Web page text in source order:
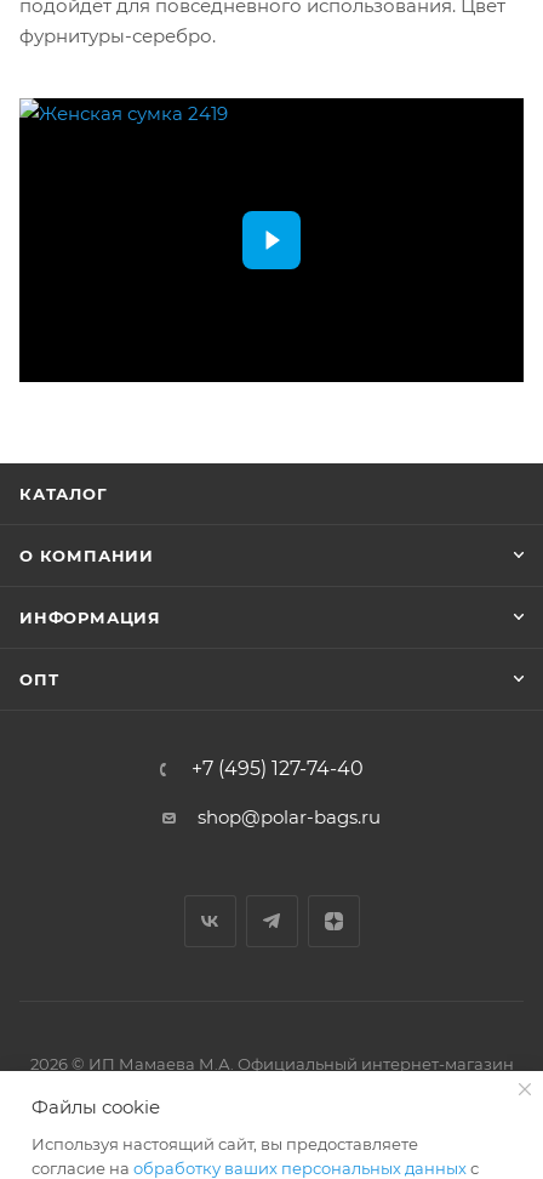
подойдёт для повседневного использования. Цвет
фурнитуры-серебро.
КАТАЛОГ
О КОМПАНИИ
ИНФОРМАЦИЯ
ОПТ
+7 (495) 127-74-40
shop@polar-bags.ru
2026 © ИП Мамаева М.А. Официальный интернет-магазин
Файлы cookie
Используя настоящий сайт, вы предоставляете
согласие на обработку ваших персональных данныхс